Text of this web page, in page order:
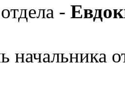
-
начальника